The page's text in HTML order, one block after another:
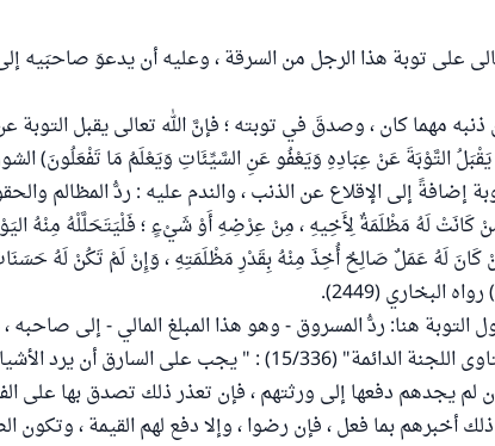
على توبة هذا الرجل من السرقة ، وعليه أن يدعوَ صاحبَيه
مهما كان ، وصدقَ في توبته ؛ فإنَّ الله تعالى يقبل التوبة
التَّوْبَةَ عَنْ عِبَادِهِ وَيَعْفُو عَنِ السَّيِّئَاتِ وَيَعْلَمُ مَا تَفْعَلُونَ)
إضافةً إلى الإقلاع عن الذنب ، والندم عليه : ردُّ المظالم
كَانَتْ لَهُ مَظْلَمَةٌ لِأَخِيهِ ، مِنْ عِرْضِهِ أَوْ شَيْءٍ ؛ فَلْيَتَحَلَّلْهُ مِنْهُ
كَانَ لَهُ عَمَلٌ صَالِحٌ أُخِذَ مِنْهُ بِقَدْرِ مَظْلَمَتِهِ ، وَإِنْ لَمْ تَكُنْ لَهُ
البخاري (2449).
التوبة هنا: ردُّ المسروق - وهو هذا المبلغ المالي - إلى صاحبه
جاء في " فتاوى اللجنة الدائمة" (15/336) : " يجب على
لم يجدهم دفعها إلى ورثتهم ، فإن تعذر ذلك تصدق بها على
أخبرهم بما فعل ، فإن رضوا ، وإلا دفع لهم القيمة ، وتكون